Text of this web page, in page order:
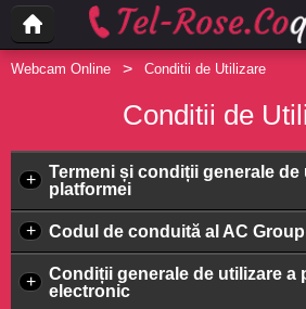
Webcam Online Conditii de Utilizare
Conditii de
+
Termeni și condiții generale de
platformei
+ Codul de conduită al AC
+
Condiții generale de utilizare a
electronic